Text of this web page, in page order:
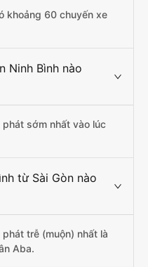
khoảng 60 chuyến xe
Ninh Bình nào
sớm nhất vào lúc
từ Sài Gòn nào
trễ (muộn) nhất là
Aba.